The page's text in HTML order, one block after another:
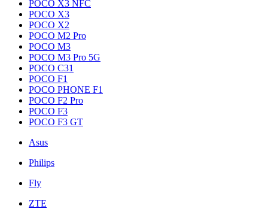
POCO X3 NFC
POCO X3
POCO X2
POCO M2 Pro
POCO M3
POCO M3 Pro 5G
POCO C31
POCO F1
POCO PHONE F1
POCO F2 Pro
POCO F3
POCO F3 GT
Asus
Philips
Fly
ZTE